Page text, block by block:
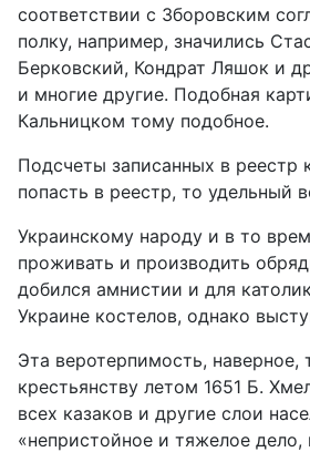
соответствии с Зборовским
полку, например, значились
Берковский, Кондрат Ляшок и
и многие другие. Подобная
Кальницком тому подобное.
Подсчеты записанных в реестр
попасть в реестр, то удельный
Украинскому народу и в то
проживать и производить
добился амнистии и для
Украине костелов, однако
Эта веротерпимость,
крестьянству летом 1651 Б.
всех казаков и другие слои
«непристойное и тяжелое